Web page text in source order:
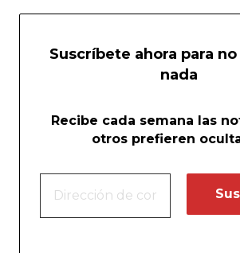
Suscríbete ahora para
nada
Recibe cada semana las
otros prefieren